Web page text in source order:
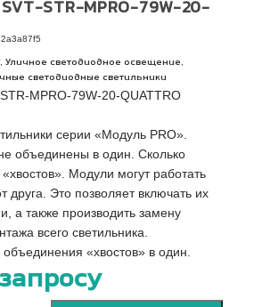
STR-MPRO-79W-20-
, Уличное светодиодное освещение
светодиодные светильники
MPRO-79W-20-QUATTRO
серии «Модуль PRO».
объединены в один. Сколько
Модули могут работать
друга. Это позволяет включать их
а также производить замену
всего светильника.
«хвостов» в один.